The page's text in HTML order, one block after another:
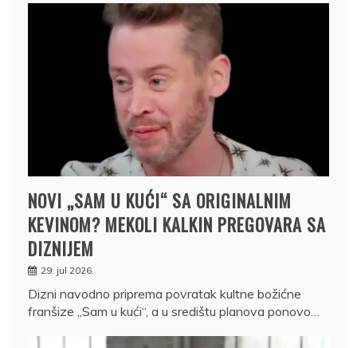
NOVI „SAM U KUĆI“ SA ORIGINALNIM
KEVINOM? MEKOLI KALKIN PREGOVARA SA
DIZNIJEM
29. jul 2026.
Dizni navodno priprema povratak kultne božićne
franšize „Sam u kući“, a u središtu planova ponovo…